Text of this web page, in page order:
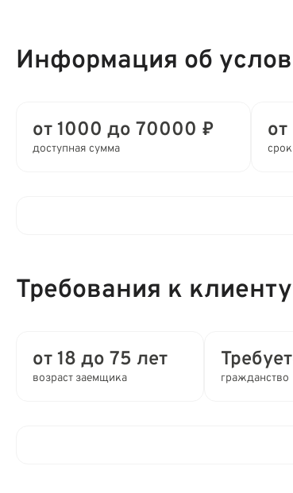
Информация об
от 1000 до 70000 ₽
доступная сумма
Полная стоимость кредита (ПСК) :
Выдача займа:
Требования к клиенту
от 18 до 75 лет
возраст заемщика гражданство